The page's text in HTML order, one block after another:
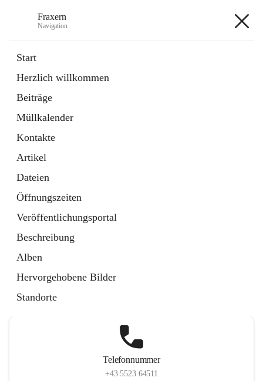
Fraxern
Navigation
Start
Herzlich willkommen
Beiträge
Müllkalender
Kontakte
Artikel
Dateien
Öffnungszeiten
Veröffentlichungsportal
Beschreibung
Alben
Hervorgehobene Bilder
Standorte
Ordner
in
Tab
Formulare
Artikel
öffnet
in
neuem
Tab
Telefonnummer
+43 5523 64511